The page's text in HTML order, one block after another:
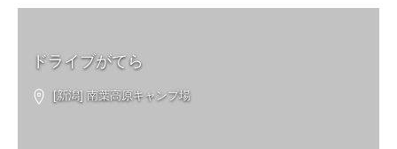
ドライブがてら
[新潟] 南葉高原キャンプ場